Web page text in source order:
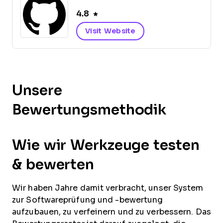
4.8
Visit Website
Unsere
Bewertungsmethodik
Wie wir Werkzeuge testen
& bewerten
Wir haben Jahre damit verbracht, unser System
zur Softwareprüfung und -bewertung
aufzubauen, zu verfeinern und zu verbessern. Das